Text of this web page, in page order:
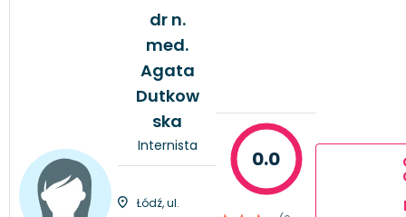
dr n.
med.
Agata
Dutkow
ska
Internista
Łódź, ul.
0.0